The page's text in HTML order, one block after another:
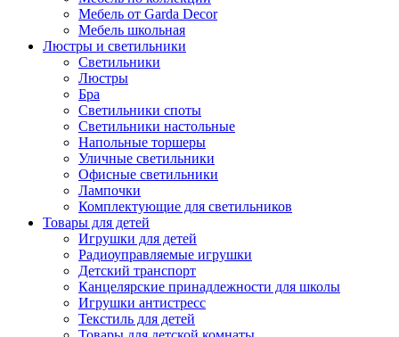
Мебель от Garda Decor
Мебель школьная
Люстры и светильники
Светильники
Люстры
Бра
Светильники споты
Светильники настольные
Напольные торшеры
Уличные светильники
Офисные светильники
Лампочки
Комплектующие для светильников
Товары для детей
Игрушки для детей
Радиоуправляемые игрушки
Детский транспорт
Канцелярские принадлежности для школы
Игрушки антистресс
Текстиль для детей